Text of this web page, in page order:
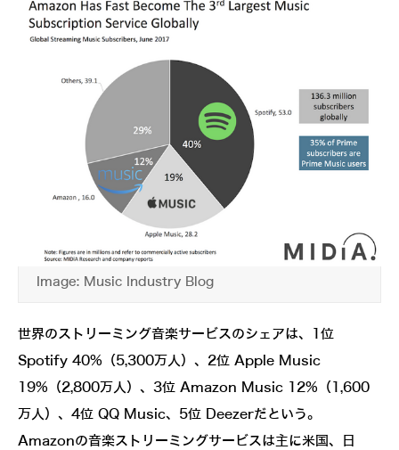
Image: Music Industry Blog
世界のストリーミング音楽サービスのシェアは、1位
Spotify 40%（5,300万人）、2位 Apple Music
19%（2,800万人）、3位 Amazon Music 12%（1,600
万人）、4位 QQ Music、5位 Deezerだという。
Amazonの音楽ストリーミングサービスは主に米国、日